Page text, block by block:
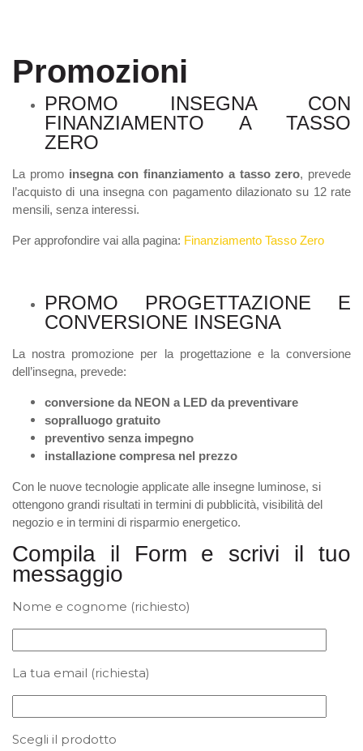
Promozioni
PROMO INSEGNA CON
FINANZIAMENTO A TASSO
ZERO
La promoinsegna con finanziamento a tasso zero, prevede
l’acquisto di una insegna con pagamento dilazionato su 12 rate
mensili, senza interessi.
Per approfondire vai alla pagina: Finanziamento Tasso Zero
PROMO PROGETTAZIONE E
CONVERSIONE INSEGNA
La nostra promozione per la progettazione e la conversione
dell’insegna, prevede:
conversione da NEON a LED da preventivare
sopralluogo gratuito
preventivo senza impegno
installazione compresa nel prezzo
Con le nuove tecnologie applicate alle insegne luminose, si
ottengono grandi risultati in termini di pubblicità, visibilità del
negozio e in termini di risparmio energetico.
Compila il Form e scrivi il tuo
messaggio
Nome e cognome (richiesto)
La tua email (richiesta)
Scegli il prodotto